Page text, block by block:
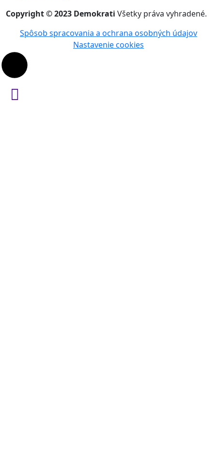
Copyright © 2023 Demokrati Všetky práva vyhradené.
Spôsob spracovania a ochrana osobných údajov
Nastavenie cookies